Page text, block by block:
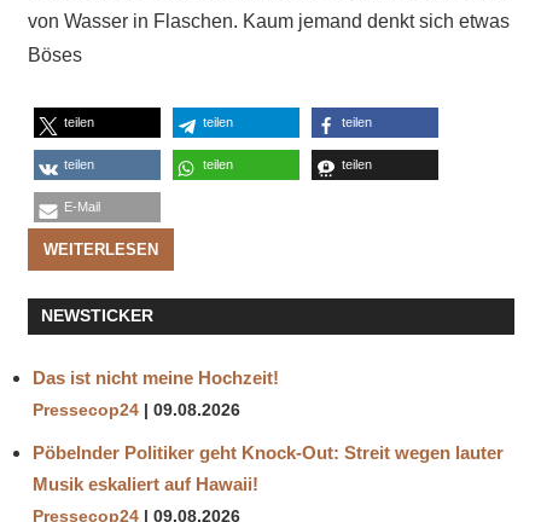
von Wasser in Flaschen. Kaum jemand denkt sich etwas
Böses
teilen teilen teilen
teilen teilen teilen
E-Mail
WEITERLESEN
NEWSTICKER
Das ist nicht meine Hochzeit!
Pressecop24 09.08.2026
Pöbelnder Politiker geht Knock-Out: Streit wegen lauter
Musik eskaliert auf Hawaii!
Pressecop24 09.08.2026